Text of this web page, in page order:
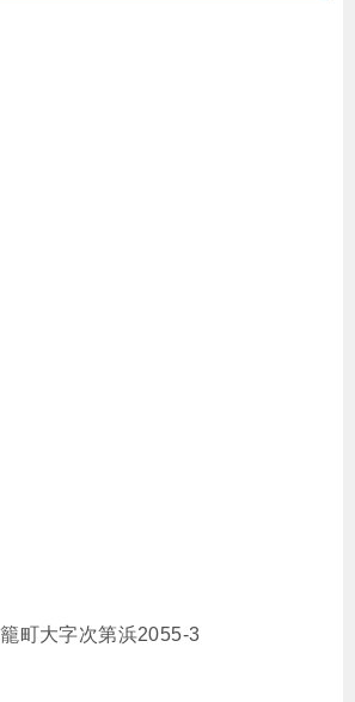
町大字次第浜2055-3